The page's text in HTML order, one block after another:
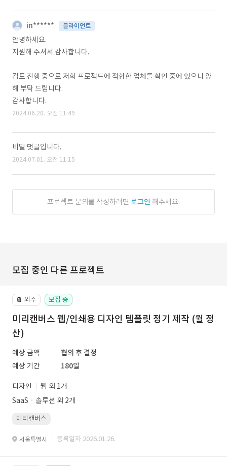
in****** 클라이언트
안녕하세요.
지원해 주셔서 감사합니다.
검토 진행 중으로 저희 프로젝트에 적합한 업체를 확인 중에 있으니 양
해 부탁 드립니다.
감사합니다.
2024.06.20. 오전 11:49
비밀 댓글입니다.
2024.07.01. 오전 11:15
프로젝트 문의를 작성하려면 로그인 해주세요.
모집 중인 다른 프로젝트
📔 외주 모집 중
미리캔버스 웹/인쇄용 디자인 템플릿 정기 제작 (월 정
산)
예상 금액
협의 후 결정
예상 기간
180일
디자인
웹 외 1개
SaaSㆍ솔루션 외 2개
미리캔버스
서울특별시 · 등록일자 2026.01.26.